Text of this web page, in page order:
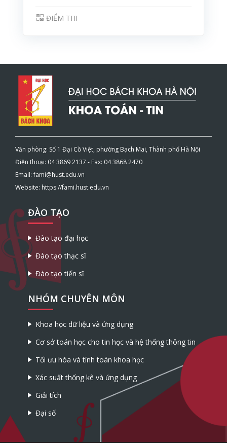
ĐIỂM THI
Văn phòng: Số 1 Đại Cồ Việt, phường Bạch Mai, Thành phố Hà Nội
Điện thoại: 04 3869 2137 - Fax: 04 3868 2470
Email: fami@hust.edu.vn
Website: https://fami.hust.edu.vn
ĐÀO TẠO
Đào tạo đại học
Đào tạo thạc sĩ
Đào tạo tiến sĩ
NHÓM CHUYÊN MÔN
Khoa học dữ liệu và ứng dụng
Cơ sở toán học cho tin học và hệ thống thông tin
Tối ưu hóa và tính toán khoa học
Xác suất thống kê và ứng dụng
Giải tích
Đại số